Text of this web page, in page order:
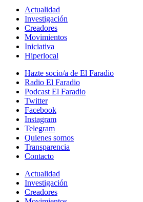
Actualidad
Investigación
Creadores
Movimientos
Iniciativa
Hiperlocal
Hazte socio/a de El Faradio
Radio El Faradio
Podcast El Faradio
Twitter
Facebook
Instagram
Telegram
Quienes somos
Transparencia
Contacto
Actualidad
Investigación
Creadores